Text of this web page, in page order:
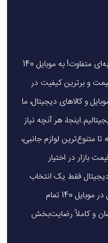
یک خرید هوشمندانه ، قیمت منصفانه، تجربه‌ای متفاوت! به موبایل 140
و برترین کیفیت در
فروش موبایل و کالاهای دیجیتال، ما
هر آنچه نیاز
متنوع‌ترین لوازم جانبی،
بازار در اختیار
فقط یک انتخاب
نیست، بلکه یک تجربه است! به همین دلیل در موبایل 140 تمام
و کاملاً رضایت‌بخش